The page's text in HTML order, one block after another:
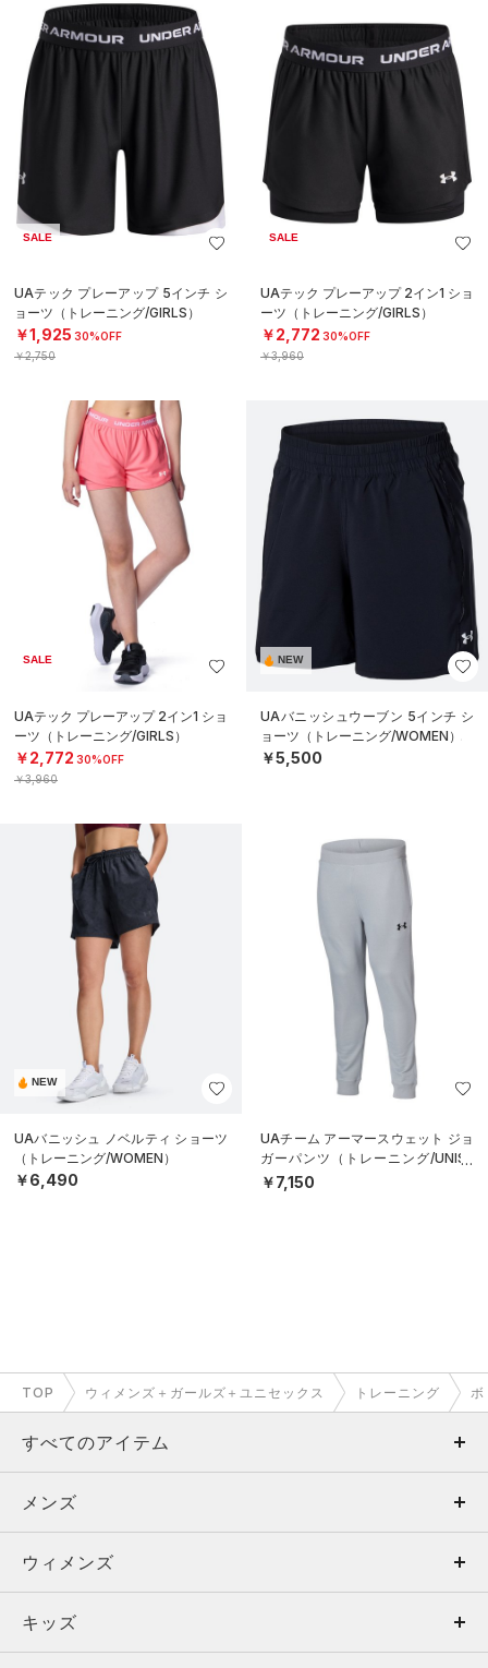
SALE
UAテック プレーアップ 5インチ シ
ョーツ（トレーニング/GIRLS）
￥1,925 30%OFF
￥2,750
SALE
UAテック プレーアップ 2イン1 ショ
ーツ（トレーニング/GIRLS）
￥2,772 30%OFF
￥3,960
SALE
UAテック プレーアップ 2イン1 ショ
ーツ（トレーニング/GIRLS）
￥2,772 30%OFF
￥3,960
NEW
UAバニッシュウーブン 5インチ シ
ョーツ（トレーニング/WOMEN）
￥5,500
NEW
UAバニッシュ ノベルティ ショーツ
（トレーニング/WOMEN）
￥6,490
UAチーム アーマースウェット ジョ
ガーパンツ（トレーニング/UNISE
X）
￥7,150
TOP ウィメンズ＋ガールズ＋ユニセックス トレーニング
すべてのアイテム
メンズ
ウィメンズ
キッズ
メンズ
トップス
ボトムス
ウィメンズ
トップス
キッズ